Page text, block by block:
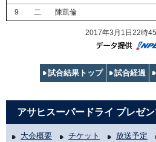
9
二 陳凱倫
2017年3月1日22時
試合結果トップ 試合経過
アサヒスーパードライ プレゼ
大会概要 チケット 放送予定